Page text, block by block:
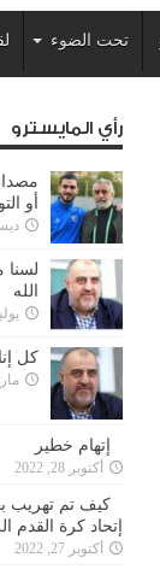
تحت الضوء
رأي المايسترو
أو
الله
يوليو
كل
مارس
إتهام خطير
أكتوبر 28, 2022
كيف تم تهريب
إتحاد كرة القدم
أكتوبر 27, 2022